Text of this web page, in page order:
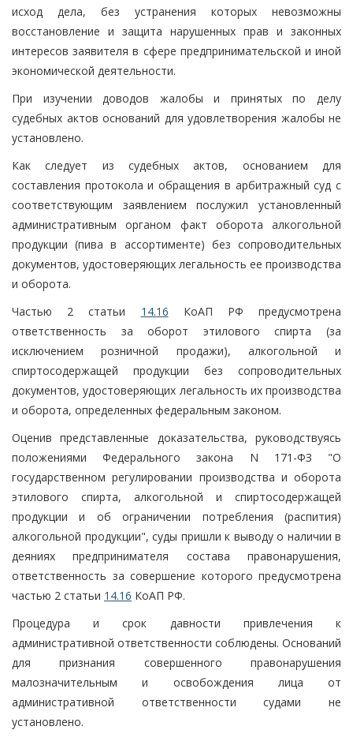
исход дела, без устранения которых невозможны
восстановление и защита нарушенных прав и законных
интересов заявителя в сфере предпринимательской и иной
экономической деятельности.
При изучении доводов жалобы и принятых по делу
судебных актов оснований для удовлетворения жалобы не
установлено.
Как следует из судебных актов, основанием для
составления протокола и обращения в арбитражный суд с
соответствующим заявлением послужил установленный
административным органом факт оборота алкогольной
продукции (пива в ассортименте) без сопроводительных
документов, удостоверяющих легальность ее производства
и оборота.
Частью 2 статьи 14.16 КоАП РФ предусмотрена
ответственность за оборот этилового спирта (за
исключением розничной продажи), алкогольной и
спиртосодержащей продукции без сопроводительных
документов, удостоверяющих легальность их производства
и оборота, определенных федеральным законом.
Оценив представленные доказательства, руководствуясь
положениями Федерального закона N 171-ФЗ "О
государственном регулировании производства и оборота
этилового спирта, алкогольной и спиртосодержащей
продукции и об ограничении потребления (распития)
алкогольной продукции", суды пришли к выводу о наличии в
деяниях предпринимателя состава правонарушения,
ответственность за совершение которого предусмотрена
частью 2 статьи 14.16 КоАП РФ.
Процедура и срок давности привлечения к
административной ответственности соблюдены. Оснований
для признания совершенного правонарушения
малозначительным и освобождения лица от
административной ответственности судами не
установлено.